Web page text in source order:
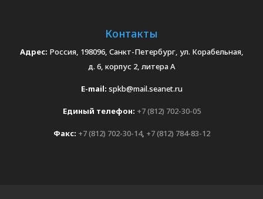
Контакты
Адрес: Россия, 198096, Санкт-Петербург, ул. Корабельная,
д. 6, корпус 2, литера А
E-mail: spkb@mail.seanet.ru
Единый телефон: +7 (812) 702-30-05
Факс: +7 (812) 702-30-14, +7 (812) 784-83-12